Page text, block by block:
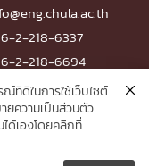
2-218-6337
2-218-6694
University
ที่ดีในการใช้เว็บไซต์
ยความเป็นส่วนตัว
ด้เองโดยคลิกที่